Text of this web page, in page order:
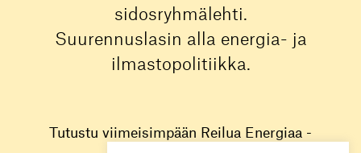
sidosryhmälehti.
Suurennuslasin alla energia- ja
ilmastopolitiikka.
Tutustu viimeisimpään Reilua Energiaa -